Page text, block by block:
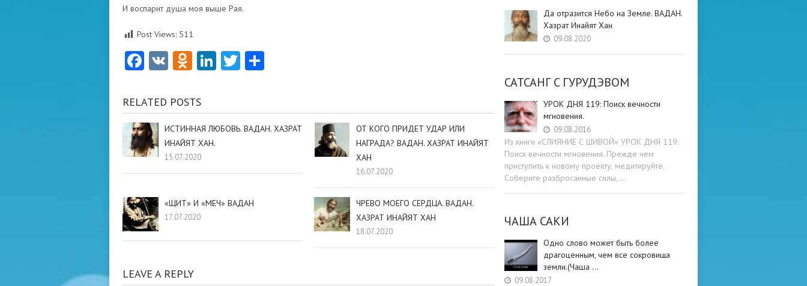
И воспарит душа моя выше Рая.
Post Views: 511
Facebook
VKOdnoklassniki
LinkedIn
TwitterОтправить
RELATED POSTS
ИСТИННАЯ ЛЮБОВЬ. ВАДАН. ХАЗРАТ
ИНАЙЯТ ХАН.
15.07.2020
ОТ КОГО ПРИДЕТ УДАР ИЛИ
НАГРАДА? ВАДАН. ХАЗРАТ ИНАЙЯТ
ХАН
16.07.2020
«ЩИТ» И «МЕЧ» ВАДАН
17.07.2020
ЧРЕВО МОЕГО СЕРДЦА. ВАДАН.
ХАЗРАТ ИНАЙЯТ ХАН
18.07.2020
LEAVE A REPLY
Да отразится Небо на Земле. ВАДАН.
Хазрат Инайят Хан
09.08.2020
САТСАНГ C ГУРУДЭВОМ
УРОК ДНЯ 119: Поиск вечности
мгновения.
09.08.2016
Из книги «СЛИЯНИЕ С ШИВОЙ» УРОК ДНЯ 119:
Поиск вечности мгновения. Прежде чем
приступить к новому проекту, медитируйте.
Соберите разбросанные силы, …
ЧАША САКИ
Одно слово может быть более
драгоценным, чем все сокровища
земли.(Чаша …
09.08.2017